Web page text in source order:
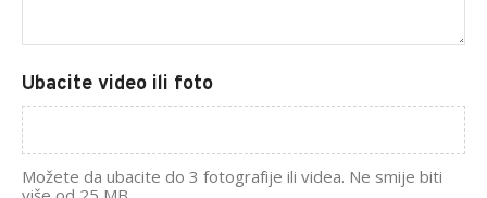
Ubacite video ili foto
Možete da ubacite do 3 fotografije ili videa. Ne smije biti